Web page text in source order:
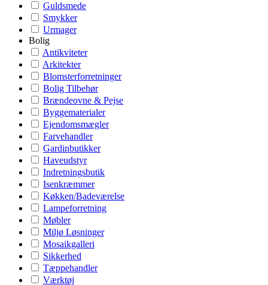
Guldsmede
Smykker
Urmager
Bolig
Antikviteter
Arkitekter
Blomsterforretninger
Bolig Tilbehør
Brændeovne & Pejse
Byggematerialer
Ejendomsmægler
Farvehandler
Gardinbutikker
Haveudstyr
Indretningsbutik
Isenkræmmer
Køkken/Badeværelse
Lampeforretning
Møbler
Miljø Løsninger
Mosaikgalleri
Sikkerhed
Tæppehandler
Værktøj